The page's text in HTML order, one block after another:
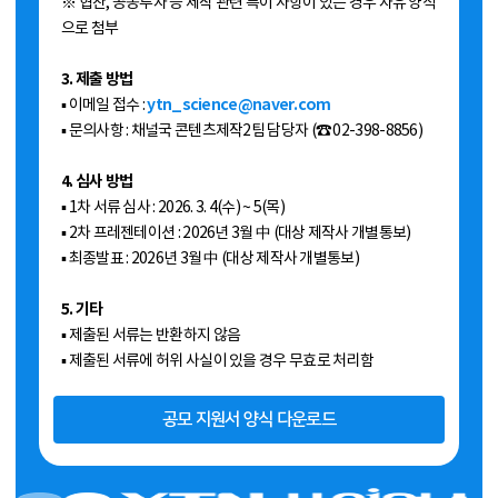
으로 첨부
3. 제출 방법
▪ 이메일 접수 :ytn_science@naver.com
▪ 문의사항 : 채널국 콘텐츠제작2팀 담당자 (☎ 02-398-8856)
4. 심사 방법
▪ 1차 서류 심사 : 2026. 3. 4(수) ~ 5(목)
▪ 2차 프레젠테이션 : 2026년 3월 中 (대상 제작사 개별통보)
▪ 최종발표 : 2026년 3월 中 (대상 제작사 개별통보)
5. 기타
▪ 제출된 서류는 반환하지 않음
▪ 제출된 서류에 허위 사실이 있을 경우 무효로 처리함
공모 지원서 양식 다운로드